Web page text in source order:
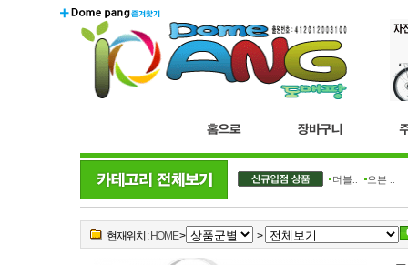
더블.. 오븐 ..
현재위치 : HOME> >